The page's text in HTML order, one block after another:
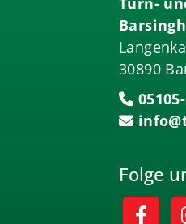
30890
Folge